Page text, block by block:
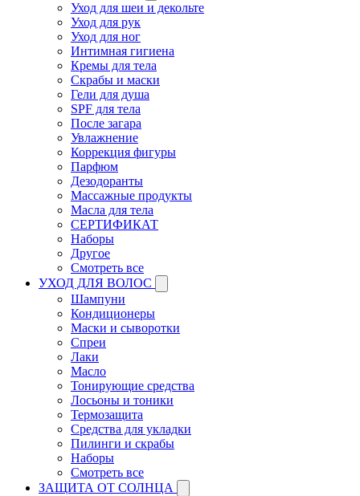
Уход для шеи и декольте
Уход для рук
Уход для ног
Интимная гигиена
Кремы для тела
Скрабы и маски
Гели для душа
SPF для тела
После загара
Увлажнение
Коррекция фигуры
Парфюм
Дезодоранты
Массажные продукты
Масла для тела
СЕРТИФИКАТ
Наборы
Другое
Смотреть все
УХОД ДЛЯ ВОЛОС
Шампуни
Кондиционеры
Маски и сыворотки
Спреи
Лаки
Масло
Тонирующие средства
Лосьоны и тоники
Термозащита
Средства для укладки
Пилинги и скрабы
Наборы
Смотреть все
ЗАЩИТА ОТ СОЛНЦА